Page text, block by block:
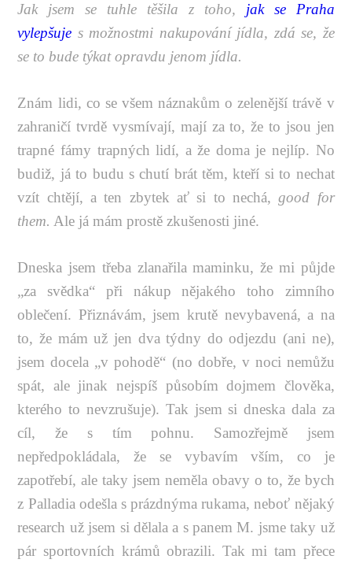
Jak jsem se tuhle těšila z toho, jak se Praha
vylepšuje s možnostmi nakupování jídla, zdá se, že
se to bude týkat opravdu jenom jídla.
Znám lidi, co se všem náznakům o zelenější trávě v
zahraničí tvrdě vysmívají, mají za to, že to jsou jen
trapné fámy trapných lidí, a že doma je nejlíp. No
budiž, já to budu s chutí brát těm, kteří si to nechat
vzít chtějí, a ten zbytek ať si to nechá,good for
them. Ale já mám prostě zkušenosti jiné.
Dneska jsem třeba zlanařila maminku, že mi půjde
„za svědka“ při nákup nějakého toho zimního
oblečení. Přiznávám, jsem krutě nevybavená, a na
to, že mám už jen dva týdny do odjezdu (ani ne),
jsem docela „v pohodě“ (no dobře, v noci nemůžu
spát, ale jinak nejspíš působím dojmem člověka,
kterého to nevzrušuje). Tak jsem si dneska dala za
cíl, že s tím pohnu. Samozřejmě jsem
nepředpokládala, že se vybavím vším, co je
zapotřebí, ale taky jsem neměla obavy o to, že bych
z Palladia odešla s prázdnýma rukama, neboť nějaký
research už jsem si dělala a s panem M. jsme taky už
pár sportovních krámů obrazili. Tak mi tam přece